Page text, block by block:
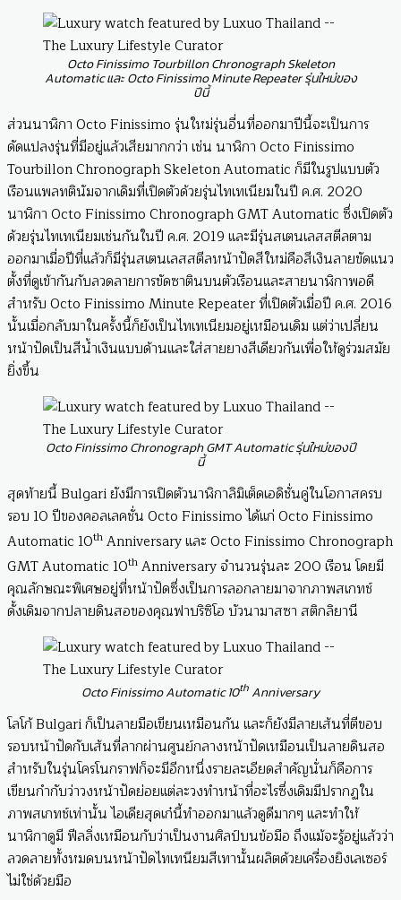
Octo Finissimo Tourbillon Chronograph Skeleton
Automatic และ Octo Finissimo Minute Repeater รุ่นใหม่ของ
ปีนี้
ส่วนนาฬิกา Octo Finissimo รุ่นใหม่รุ่นอื่นที่ออกมาปีนี้จะเป็นการ
ดัดแปลงรุ่นที่มีอยู่แล้วเสียมากกว่า เช่น นาฬิกา Octo Finissimo
Tourbillon Chronograph Skeleton Automatic ก็มีในรูปแบบตัว
เรือนแพลทตินัมจากเดิมที่เปิดตัวด้วยรุ่นไทเทเนียมในปี ค.ศ. 2020
นาฬิกา Octo Finissimo Chronograph GMT Automatic ซึ่งเปิดตัว
ด้วยรุ่นไทเทเนียมเช่นกันในปี ค.ศ. 2019 และมีรุ่นสเตนเลสสตีลตาม
ออกมาเมื่อปีที่แล้วก็มีรุ่นสเตนเลสสตีลหน้าปัดสีใหม่คือสีเงินลายขัดแนว
ตั้งที่ดูเข้ากันกับลวดลายการขัดซาตินบนตัวเรือนและสายนาฬิกาพอดี
สำหรับ Octo Finissimo Minute Repeater ที่เปิดตัวเมื่อปี ค.ศ. 2016
นั้นเมื่อกลับมาในครั้งนี้ก็ยังเป็นไทเทเนียมอยู่เหมือนเดิม แต่ว่าเปลี่ยน
หน้าปัดเป็นสีน้ำเงินแบบด้านและใส่สายยางสีเดียวกันเพื่อให้ดูร่วมสมัย
ยิ่งขึ้น
Octo Finissimo Chronograph GMT Automatic รุ่นใหม่ของปี
นี้
สุดท้ายนี้ Bulgari ยังมีการเปิดตัวนาฬิกาลิมิเต็ดเอดิชั่นคู่ในโอกาสครบ
รอบ 10 ปีของคอลเลคชั่น Octo Finissimo ได้แก่ Octo Finissimo
Automatic 10th Anniversary และ Octo Finissimo Chronograph
GMT Automatic 10th Anniversary จำนวนรุ่นละ 200 เรือน โดยมี
คุณลักษณะพิเศษอยู่ที่หน้าปัดซึ่งเป็นการลอกลายมาจากภาพสเกทช์
ดั้งเดิมจากปลายดินสอของคุณฟาบริซิโอ บัวนามาสซา สติกลิยานี
Octo Finissimo Automatic 10th Anniversary
โลโก้ Bulgari ก็เป็นลายมือเขียนเหมือนกัน และก็ยังมีลายเส้นที่ตีขอบ
รอบหน้าปัดกับเส้นที่ลากผ่านศูนย์กลางหน้าปัดเหมือนเป็นลายดินสอ
สำหรับในรุ่นโครโนกราฟก็จะมีอีกหนึ่งรายละเอียดสำคัญนั่นก็คือการ
เขียนกำกับว่าวงหน้าปัดย่อยแต่ละวงทำหน้าที่อะไรซึ่งเดิมมีปรากฏใน
ภาพสเกทช์เท่านั้น ไอเดียสุดเก๋นี้ทำออกมาแล้วดูดีมากๆ และทำให้
นาฬิกาดูมี ฟีลลิ่งเหมือนกับว่าเป็นงานศิลป์บนข้อมือ ถึงแม้จะรู้อยู่แล้วว่า
ลวดลายทั้งหมดบนหน้าปัดไทเทนียมสีเทานั้นผลิตด้วยเครื่องยิงเลเซอร์
ไม่ใช่ด้วยมือ